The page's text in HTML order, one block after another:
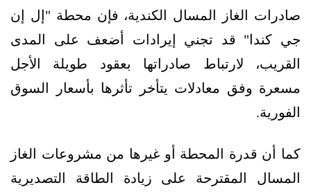
صادرات الغاز المسال الكندية، فإن محطة "إل إن
جي كندا" قد تجني إيرادات أضعف على المدى
القريب، لارتباط صادراتها بعقود طويلة الأجل
مسعرة وفق معادلات يتأخر تأثرها بأسعار السوق
الفورية.
كما أن قدرة المحطة أو غيرها من مشروعات الغاز
المسال المقترحة على زيادة الطاقة التصديرية